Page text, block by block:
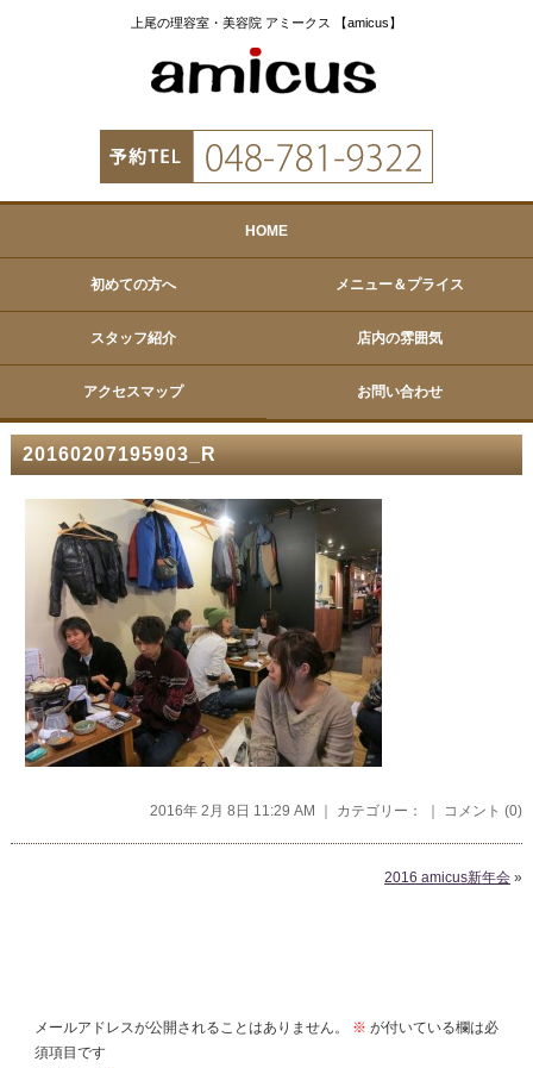
上尾の理容室・美容院 アミークス 【amicus】
HOME
初めての方へ メニュー＆プライス
スタッフ紹介 店内の雰囲気
アクセスマップ お問い合わせ
20160207195903_R
2016年 2月 8日 11:29 AM ｜ カテゴリー： ｜ コメント (0)
2016 amicus新年会 »
メールアドレスが公開されることはありません。 ※ が付いている欄は必
須項目です